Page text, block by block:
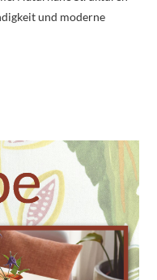
und moderne